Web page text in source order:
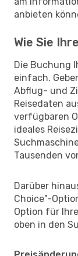
anbieten
Wie Sie
Die Buchung
einfach.
Abflug- und
Reisedaten
verfügbaren
ideales
Tausenden
Darüber
Choice"-
Option für
oben in den